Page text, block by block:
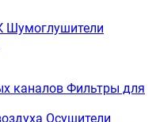
Шумоглушители
каналов Фильтры для
Осушители